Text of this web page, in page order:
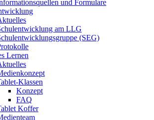
und Formulare
am LLG
(SEG)
Lernen
Klassen
Konzept
FAQ
Koffer